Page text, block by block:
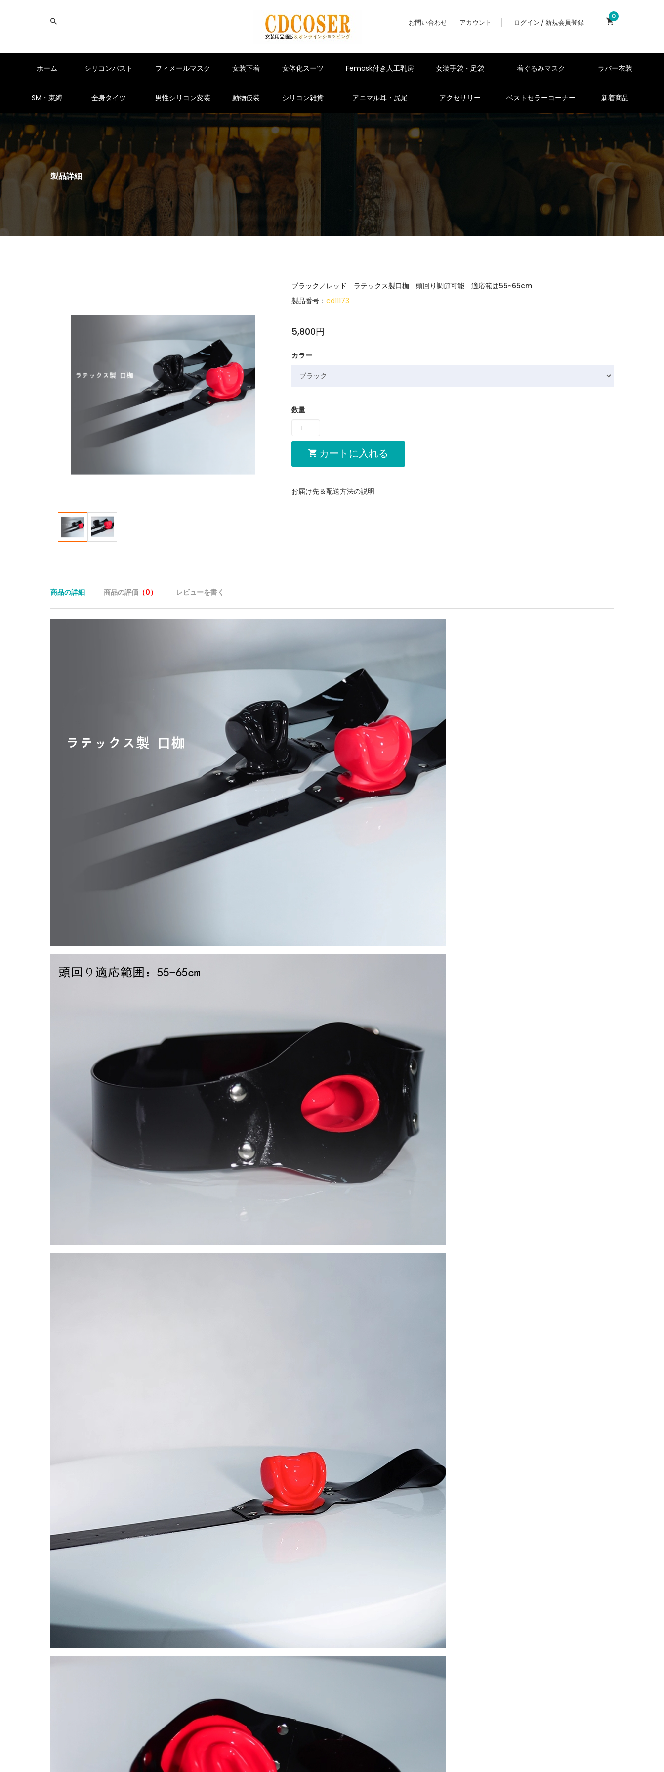
お問い合わせ アカウント ログイン / 新規会員登録
0
ホーム シリコンバスト フィメールマスク 女装下着 女体化スーツ Femask付き人工乳房 女装手袋・足袋 着ぐるみマスク ラバー衣装
SM・束縛 全身タイツ 男性シリコン変装 動物仮装 シリコン雑貨 アニマル耳・尻尾 アクセサリー ベストセラーコーナー 新着商品
製品詳細
ブラック／レッド ラテックス製口枷 頭回り調節可能 適応範囲55~65cm
製品番号： cd11173
5,800円
カラー
数量
カートに入れる
お届け先＆配送方法の説明
商品の詳細 商品の評価 （0） レビューを書く